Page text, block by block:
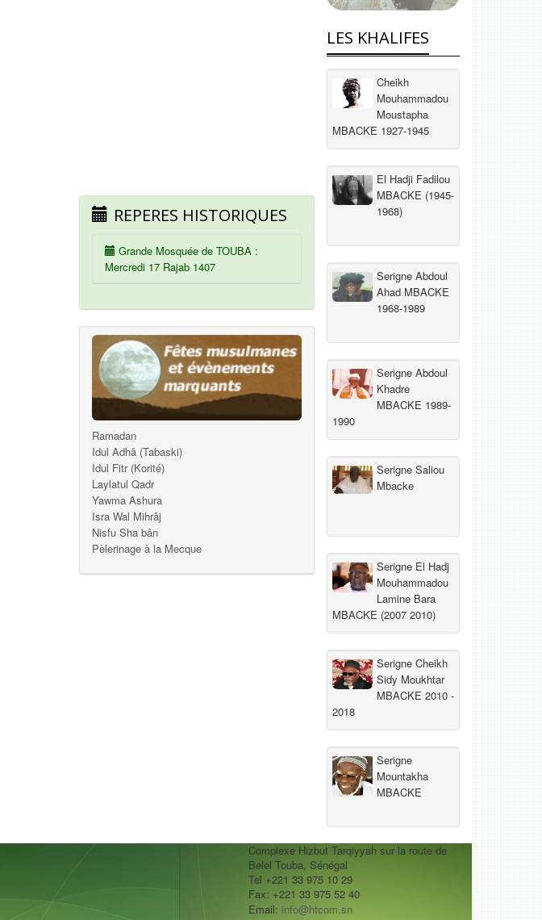
REPERES HISTORIQUES
Grande Mosquée de TOUBA :
Mercredi 17 Rajab 1407
Ramadan
Idul Adhâ (Tabaski)
Idul Fitr (Korité)
Laylatul Qadr
Yawma Ashura
Isra Wal Mihrâj
Nisfu Sha bân
Pèlerinage à la Mecque
LES KHALIFES
Cheikh
Mouhammadou
Moustapha
MBACKE 1927-1945
El Hadji Fadilou
MBACKE (1945-
1968)
Serigne Abdoul
Ahad MBACKE
1968-1989
Serigne Abdoul
Khadre
MBACKE 1989-
1990
Serigne Saliou
Mbacke
Serigne El Hadj
Mouhammadou
Lamine Bara
MBACKE (2007 2010)
Serigne Cheikh
Sidy Moukhtar
MBACKE 2010 -
2018
Serigne
Mountakha
MBACKE
Complexe Hizbut Tarqiyyah sur la route de
Belel Touba, Sénégal
Tel +221 33 975 10 29
Fax: +221 33 975 52 40
Email: info@htcom.sn